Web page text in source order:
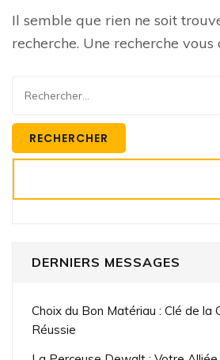
Il semble que rien ne soit
recherche. Une recherche
DERNIERS MESSAGES
Choix du Bon Matériau : Clé de la
Réussie